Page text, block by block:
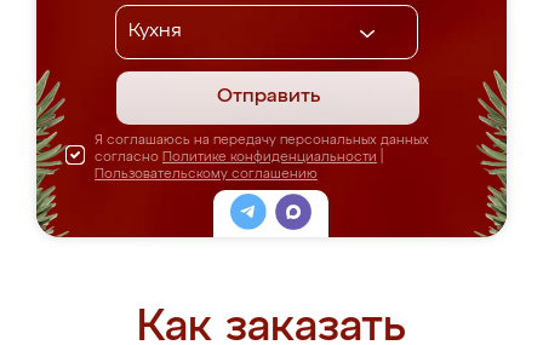
Отправить
Я соглашаюсь на передачу персональных данных
согласно Политике конфиденциальности
Пользовательскому соглашению
Как заказать